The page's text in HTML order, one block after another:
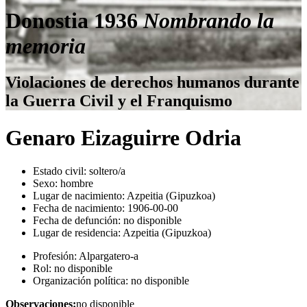
Donostia 1936Nombrando la
memoria
Violaciones de derechos humanos durante
la Guerra Civil y el Franquismo
Genaro Eizaguirre Odria
Estado civil: soltero/a
Sexo: hombre
Lugar de nacimiento: Azpeitia (Gipuzkoa)
Fecha de nacimiento: 1906-00-00
Fecha de defunción: no disponible
Lugar de residencia: Azpeitia (Gipuzkoa)
Profesión: Alpargatero-a
Rol: no disponible
Organización política: no disponible
Observaciones:no disponible